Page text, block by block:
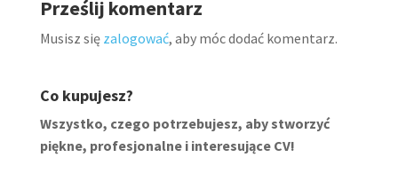
Prześlij komentarz
Musisz się zalogować, aby móc dodać komentarz.
Co kupujesz?
Wszystko, czego potrzebujesz, aby stworzyć
piękne, profesjonalne i interesujące CV!